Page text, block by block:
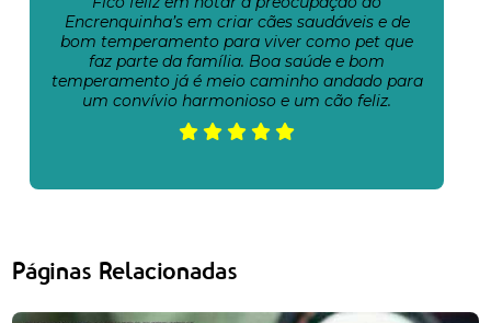
Encrenquinha’s em criar cães saudáveis e de
bom temperamento para viver como pet que
faz parte da família. Boa saúde e bom
temperamento já é meio caminho andado para
um convívio harmonioso e um cão feliz.
Páginas Relacionadas